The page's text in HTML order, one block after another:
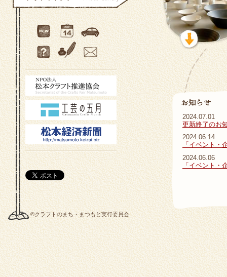
©クラフトのまち・まつもと実行委員会
2024.07.01
更新終了のお
2024.06.14
「イベント・
2024.06.06
「イベント・